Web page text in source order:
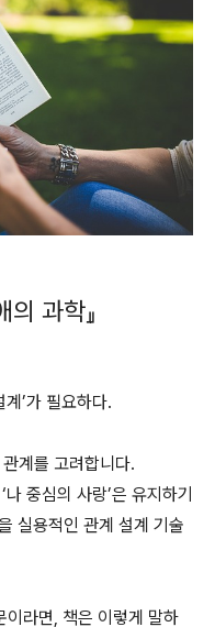
과학』
’가 필요하다.
계를 고려합니다.
중심의 사랑’은 유지하기
실용적인 관계 설계 기술
이라면, 책은 이렇게 말하